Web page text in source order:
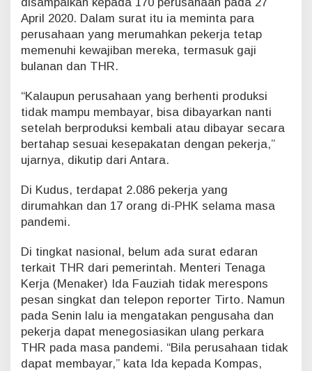
April 2020. Dalam surat itu ia meminta para
perusahaan yang merumahkan pekerja tetap
memenuhi kewajiban mereka, termasuk gaji
bulanan dan THR.
“Kalaupun perusahaan yang berhenti produksi
tidak mampu membayar, bisa dibayarkan nanti
setelah berproduksi kembali atau dibayar secara
bertahap sesuai kesepakatan dengan pekerja,”
ujarnya, dikutip dari Antara.
Di Kudus, terdapat 2.086 pekerja yang
dirumahkan dan 17 orang di-PHK selama masa
pandemi.
Di tingkat nasional, belum ada surat edaran
terkait THR dari pemerintah. Menteri Tenaga
Kerja (Menaker) Ida Fauziah tidak merespons
pesan singkat dan telepon reporter Tirto. Namun
pada Senin lalu ia mengatakan pengusaha dan
pekerja dapat menegosiasikan ulang perkara
THR pada masa pandemi. “Bila perusahaan tidak
dapat membayar,” kata Ida kepada Kompas,